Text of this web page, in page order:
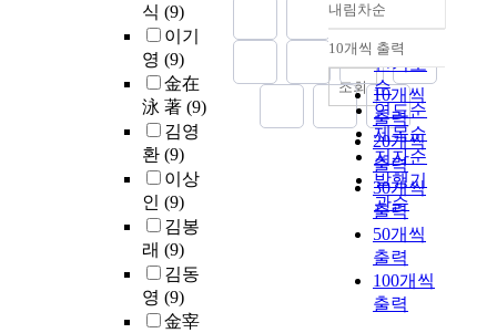
식 (9)
이기
영 (9)
金在
泳 著 (9)
김영
환 (9)
이상
인 (9)
김봉
래 (9)
김동
영 (9)
金宰
정확도
순
인기도
순
연도순
제목순
저자순
발행기
관순
내림차순
내림차순
10개씩 출력
10개씩
출력
20개씩
출력
30개씩
출력
50개씩
출력
100개씩
출력
조회